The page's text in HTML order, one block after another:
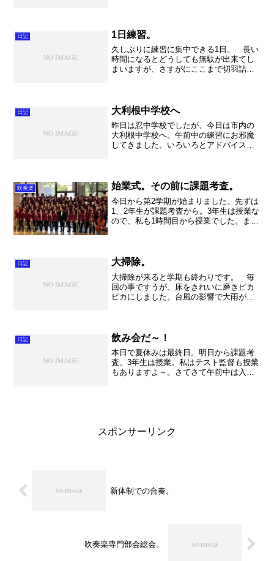
す。当時みそ工場で工員と...
日記 1日練習。
久しぶりに練習に集中できる1日。 長い
時間になるとどうしても無駄が出来てし
まいますが、さすがにここまで切羽詰ま
ると大変混乱してしま...
日記 大利根中学校へ
昨日は忍中学校でしたが、今日は市内の
大利根中学校へ。午前中の練習にお邪魔
してきました。いろいろとアドバイスを
ようになっていきました。...
吹奏楽 始業式。その前に課題考査。
今日から第2学期が始まりました。先ずは
1、2年生が課題考査から。3年生は授業な
ので、私も1時間目から授業でした。まー
はまず大掃除。我...
日記 大掃除。
大掃除が来ると学期も終わりです。 毎
回の事ですうが、床をきれいに磨きピカ
ピカにしました。台風の影響で大雨が吹
績会議もありました。頑張っ...
日記 飲み会だ～！
本日で夏休みは最終日。明日から課題考
査、3年生は授業。私はテスト監督も授業
もありますよ～。さてさて午前中は入試
スポンサーリンク
新体制での合奏。
吹奏楽専門部会総会。